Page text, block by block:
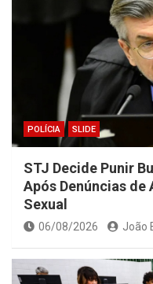
POLÍCIA SLIDE
STJ Decide Punir
Após Denúncias
Sexual
06/08/2026 João